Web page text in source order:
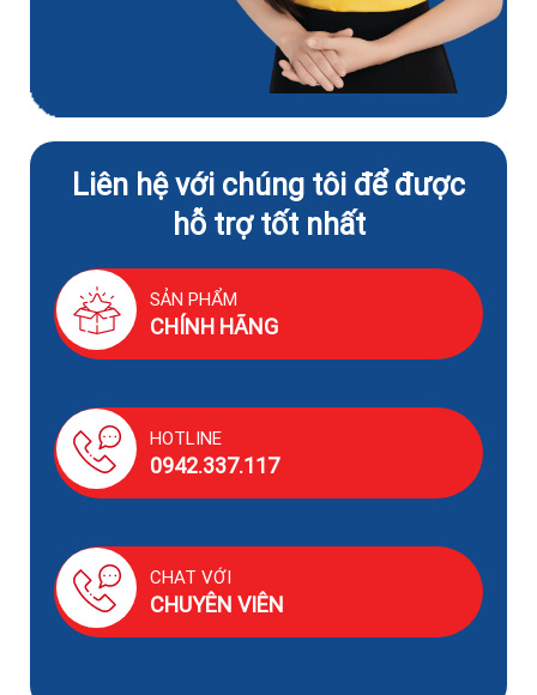
Liên hệ với chúng tôi để được
hỗ trợ tốt nhất
SẢN PHẨM
CHÍNH HÃNG
HOTLINE
0942.337.117
CHAT VỚI
CHUYÊN VIÊN